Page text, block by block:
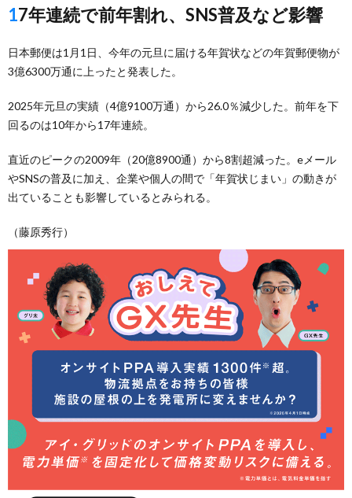
17年連続で前年割れ、SNS普及など影響
日本郵便は1月1日、今年の元旦に届ける年賀状などの年賀郵便物が
3億6300万通に上ったと発表した。
2025年元旦の実績（4億9100万通）から26.0％減少した。前年を下
回るのは10年から17年連続。
直近のピークの2009年（20億8900通）から8割超減った。eメール
やSNSの普及に加え、企業や個人の間で「年賀状じまい」の動きが
出ていることも影響しているとみられる。
（藤原秀行）